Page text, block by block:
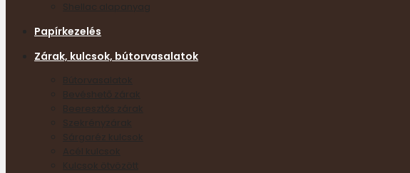
Papírkezelés
Zárak, kulcsok, bútorvasalatok
Bútorvasalatok
Bevéshető zárak
Beeresztős zárak
Szekrényzárak
Sárgaréz kulcsok
Acél kulcsok
Kulcsok ötvözött